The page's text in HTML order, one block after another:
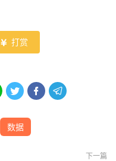
 打赏
  
数据
下一篇